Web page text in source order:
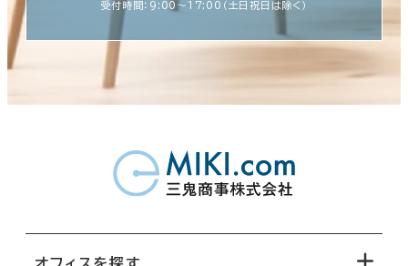
受付時間：9:00〜17:00（土日祝日は除く）
オフィスを探す